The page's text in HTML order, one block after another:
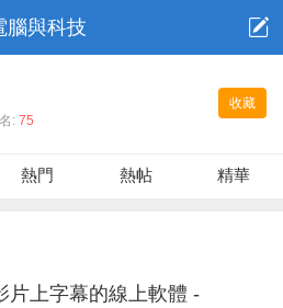
腦與科技
收藏
: 75
熱門 熱帖 精華
片上字幕的線上軟體 -